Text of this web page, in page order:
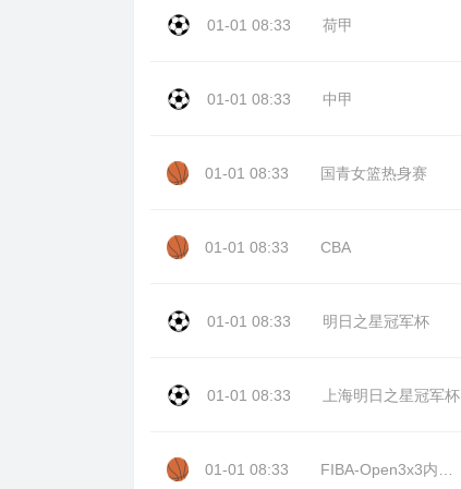
01-01 08:33 荷甲
01-01 08:33 中甲
01-01 08:33 国青女篮热身赛
01-01 08:33 CBA
01-01 08:33 明日之星冠军杯
01-01 08:33 上海明日之星冠军杯
01-01 08:33